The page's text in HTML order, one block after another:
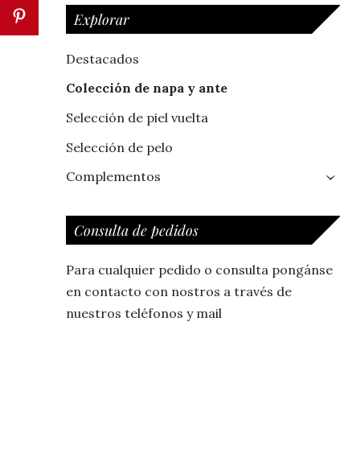
Explorar
Destacados
Colección de napa y ante
Selección de piel vuelta
Selección de pelo
Complementos
›
Consulta de pedidos
Para cualquier pedido o consulta pongánse
en contacto con nostros a través de
nuestros teléfonos y mail